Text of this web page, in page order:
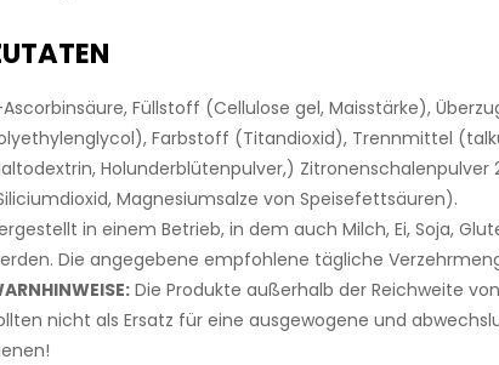
Füllstoff (Cellulose gel, Maisstärke),
Farbstoff (Titandioxid), Trennmittel
Holunderblütenpulver,) Zitronenschalenpulver
Magnesiumsalze von Speisefettsäuren).
in einem Betrieb, in dem auch Milch, Ei, Soja,
Die angegebene empfohlene tägliche
Die Produkte außerhalb der Reichweite
nicht als Ersatz für eine ausgewogene und